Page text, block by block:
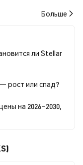
Больше
ли Stellar
— рост или спад?
на 2026–2030,